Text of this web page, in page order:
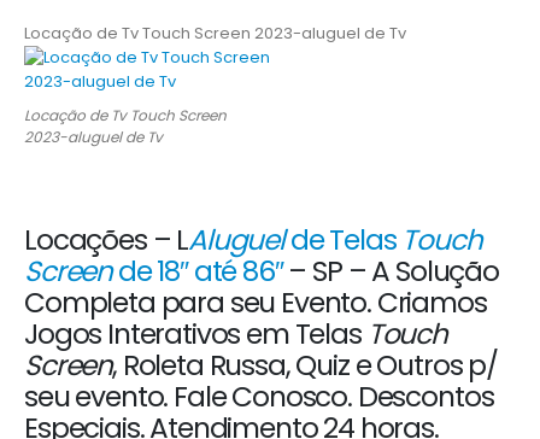
Locação de Tv Touch Screen 2023-aluguel de Tv
Locação de Tv Touch Screen
2023-aluguel de Tv
Locações – LAluguelde Telas Touch
Screende 18″ até 86″– SP – A Solução
Completa para seu Evento. Criamos
Jogos Interativos em Telas Touch
Screen, Roleta Russa, Quiz e Outros p/
seu evento. Fale Conosco. Descontos
Especiais. Atendimento 24 horas.